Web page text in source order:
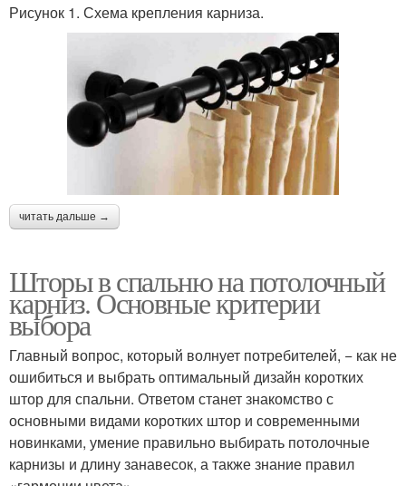
Рисунок 1. Схема крепления карниза.
читать дальше →
Шторы в спальню на потолочный
карниз. Основные критерии
выбора
Главный вопрос, который волнует потребителей, − как не
ошибиться и выбрать оптимальный дизайн коротких
штор для спальни. Ответом станет знакомство с
основными видами коротких штор и современными
новинками, умение правильно выбирать потолочные
карнизы и длину занавесок, а также знание правил